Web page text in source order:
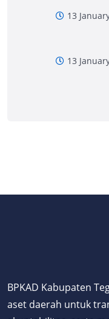
13
13
BPKAD Kabupaten
aset daerah untuk